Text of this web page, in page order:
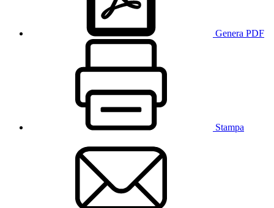
Genera PDF
Stampa